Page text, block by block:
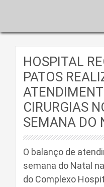
HOSPITAL
PATOS
CIRURGIAS
SEMANA DO
O balanço de
semana do Natal
do Complexo